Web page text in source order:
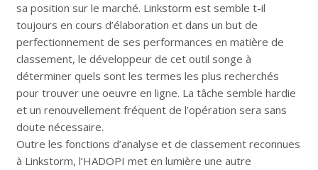
sa position sur le marché. Linkstorm est semble t-il
toujours en cours d’élaboration et dans un but de
perfectionnement de ses performances en matière de
classement, le développeur de cet outil songe à
déterminer quels sont les termes les plus recherchés
pour trouver une oeuvre en ligne. La tâche semble hardie
et un renouvellement fréquent de l’opération sera sans
doute nécessaire.
Outre les fonctions d’analyse et de classement reconnues
à Linkstorm, l’HADOPI met en lumière une autre